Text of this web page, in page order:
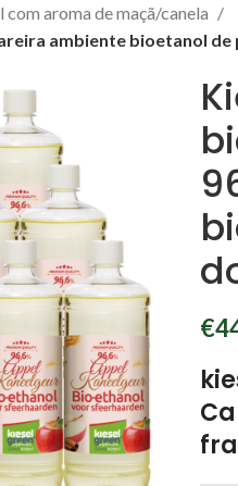
com aroma de maçã/canela
ambiente bioetanol
€